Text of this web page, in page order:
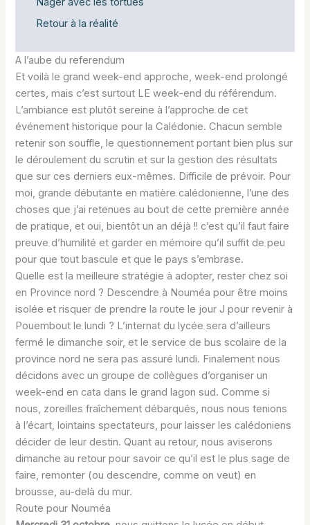
Retour à la réalité
A l’aube du referendum
Et voilà le grand week-end approche, week-end prolongé
certes, mais c’est surtout LE week-end du référendum.
L’ambiance est plutôt sereine à l’approche de cet
événement historique pour la Calédonie. Chacun semble
retenir son souffle, le questionnement portant bien plus sur
le déroulement du scrutin et sur la gestion des résultats
que sur ces derniers eux-mêmes. Difficile de prévoir. Pour
moi, grande débutante en matière calédonienne, l’une des
choses que j’ai retenues au bout de cette première année
de pratique, et oui, bientôt un an déjà !! c’est qu’il faut faire
preuve d’humilité et garder en mémoire qu’il suffit de peu
pour que tout bascule et que le pays s’embrase.
Quelle est la meilleure stratégie à adopter, rester chez soi
en Province nord ? Descendre à Nouméa pour être moins
isolée et risquer de prendre la route le jour J pour revenir à
Pouembout le lundi ? L’internat du lycée sera d’ailleurs
fermé le dimanche soir, et le service de bus scolaire de la
province nord ne sera pas assuré lundi. Finalement nous
décidons avec un groupe de collègues d’organiser un
week-end en cata dans le grand lagon sud. Comme si
nous, zoreilles fraîchement débarqués, nous nous tenions
à l’écart, lointains spectateurs, pour laisser les calédoniens
décider de leur destin. Quant au retour, nous aviserons
dimanche au retour pour savoir ce qu’il est le plus sage de
faire, remonter (ou descendre, comme on veut) en
brousse, au-delà du mur.
Route pour Nouméa